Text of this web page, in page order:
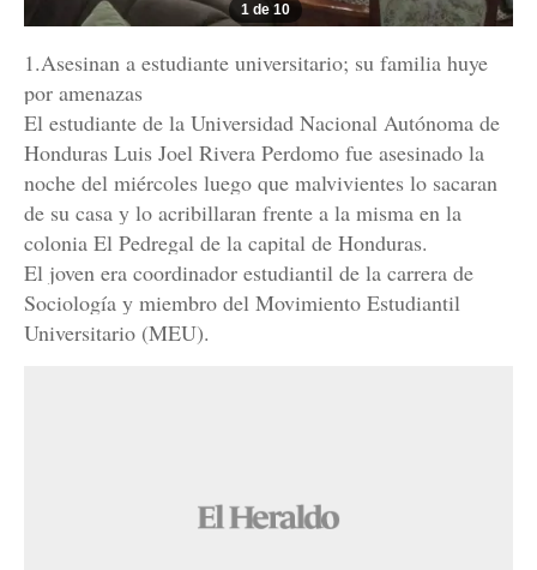
1 de 10
1.Asesinan a estudiante universitario; su familia huye
por amenazas
El estudiante de la Universidad Nacional Autónoma de
Honduras Luis Joel Rivera Perdomo fue asesinado la
noche del miércoles luego que malvivientes lo sacaran
de su casa y lo acribillaran frente a la misma en la
colonia El Pedregal de la capital de Honduras.
El joven era coordinador estudiantil de la carrera de
Sociología y miembro del Movimiento Estudiantil
Universitario (MEU).